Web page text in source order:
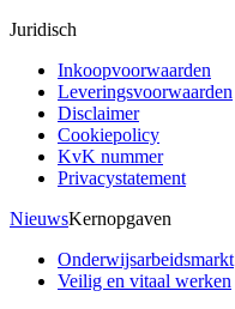
Juridisch
Inkoopvoorwaarden
Leveringsvoorwaarden
Disclaimer
Cookiepolicy
KvK nummer
Privacystatement
NieuwsKernopgaven
Onderwijsarbeidsmarkt
Veilig en vitaal werken